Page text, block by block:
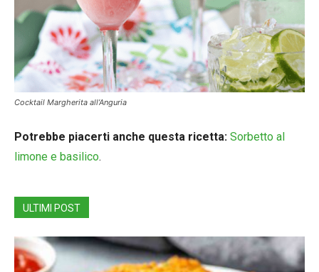
Cocktail Margherita all’Anguria
Potrebbe piacerti anche questa ricetta: Sorbetto al
limone e basilico.
ULTIMI POST